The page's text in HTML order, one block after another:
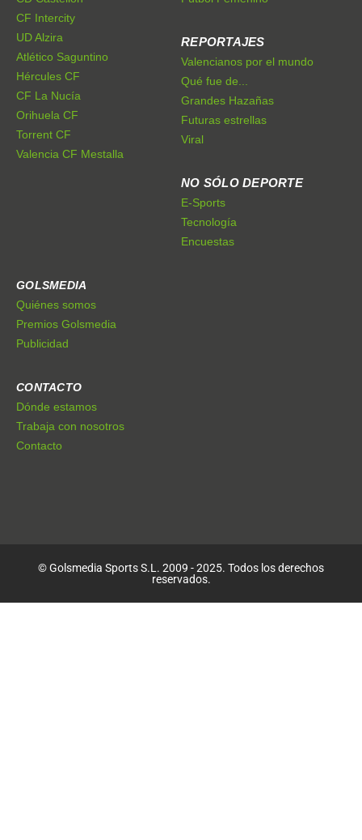
CF Intercity
UD Alzira
Atlético Saguntino
Hércules CF
CF La Nucía
Orihuela CF
Torrent CF
Valencia CF Mestalla
REPORTAJES
Valencianos por el mundo
Qué fue de...
Grandes Hazañas
Futuras estrellas
Viral
NO SÓLO DEPORTE
E-Sports
Tecnología
Encuestas
GOLSMEDIA
Quiénes somos
Premios Golsmedia
Publicidad
CONTACTO
Dónde estamos
Trabaja con nosotros
Contacto
© Golsmedia Sports S.L. 2009 - 2025. Todos los derechos
reservados.